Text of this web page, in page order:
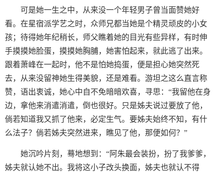
可是她一生之中，从来没一个年轻男子曾当面赞她好
看。在星宿派学艺之时，众师兄都当她是个精灵顽皮的小女
孩；待得她年纪稍长，师父瞧着她的目光有些异样，有时伸
手摸摸她脸蛋，摸摸她胸脯，她害怕起来，就此逃了出来。
跟着萧峰在一起时，他不是怕她捣蛋，便是担心她突然死
去，从来没留神她生得美貌，还是难看。游坦之这么直言称
赞，语出衷诚，她心中自不免暗暗欢喜，寻思：“我留他在身
边，拿他来消遣消遣，倒也很好。只是姊夫说过要放了他，
倘若知道我又抓了他来，必定生气。要姊夫始终不知，有什
么法子？倘若姊夫突然进来，瞧见了他，那便如何？”
她沉吟片刻，蓦地想到：“阿朱最会装扮，扮了我爹爹，
姊夫就认她不出。我将这小子改头换面，姊夫也就认不得